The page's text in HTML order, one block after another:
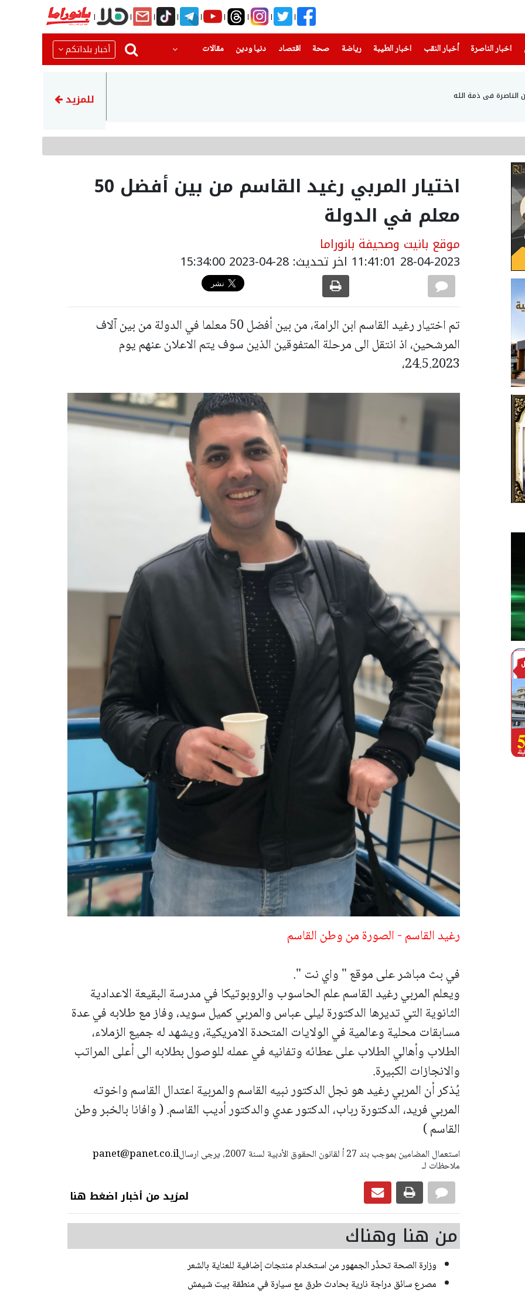
اخبار الناصرة
(current) أخبار النقب اخبار الطيبة(current) رياضة
(current) صحة(current) اقتصاد دنيا ودين
(current) مقالات أخبار بلداتكم
الناصرة في ذمة الله المحامي زكي كمال يكتب في
للمزيد
اختيار المربي رغيد القاسم من بين أفضل 50
معلم في الدولة
موقع بانيت وصحيفة بانوراما
28-04-2023 11:41:01 اخر تحديث: 28-04-2023 15:34:00
تم اختيار رغيد القاسم ابن الرامة، من بين أفضل 50 معلما في الدولة من بين آلاف
المرشحين، اذ انتقل الى مرحلة المتفوقين الذين سوف يتم الاعلان عنهم يوم
24.5.2023،
رغيد القاسم - الصورة من وطن القاسم
في بث مباشر على موقع " واي نت ".
ويعلم المربي رغيد القاسم علم الحاسوب والروبوتيكا في مدرسة البقيعة الاعدادية
الثانوية التي تديرها الدكتورة ليلى عباس والمربي كميل سويد، وفاز مع طلابه في عدة
مسابقات محلية وعالمية في الولايات المتحدة الامريكية، ويشهد له جميع الزملاء،
الطلاب وأهالي الطلاب على عطائه وتفانيه في عمله للوصول بطلابه الى أعلى المراتب
والانجازات الكبيرة.
يُذكر أن المربي رغيد هو نجل الدكتور نبيه القاسم والمربية اعتدال القاسم واخوته
المربي فريد، الدكتورة رباب، الدكتور عدي والدكتور أديب القاسم. ( وافانا بالخبر وطن
القاسم )
panet@panet.co.ilاستعمال المضامين بموجب بند 27 أ لقانون الحقوق الأدبية لسنة 2007، يرجى ارسال
ملاحظات لـ
لمزيد من أخبار اضغط هنا
من هنا وهناك
وزارة الصحة تحذّر الجمهور من استخدام منتجات إضافية للعناية بالشعر
مصرع سائق دراجة نارية بحادث طرق مع سيارة في منطقة بيت شيمش